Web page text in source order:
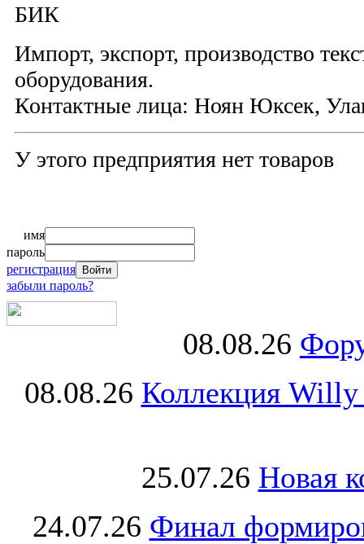
БИК
Импорт, экспорт, производство
оборудования.
Контактные лица: Ноян Юксек,
У этого предприятия нет товаров
имя
пароль
регистрация
забыли пароль?
08.08.26
08.08.26 Коллекция Willy
25.07.26 Новая
24.07.26 Финал